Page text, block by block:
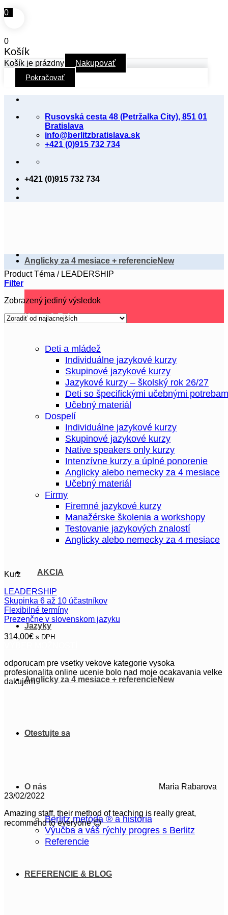
0
0
Košík
Košík je prázdny
Nakupovať
Pokračovať
Skip
content
Rusovská cesta 48 (Petržalka City), 851 01
Bratislava
info@berlitzbratislava.sk
+421 (0)915 732 734
+421 (0)915 732 734
Kurzy & Eshop
Deti a mládež
Individuálne jazykové kurzy
Skupinové jazykové kurzy
Jazykové kurzy – školský rok 26/27
Deti so špecifickými učebnými
Učebný materiál
Dospelí
Individuálne jazykové kurzy
Skupinové jazykové kurzy
Native speakers only kurzy
Intenzívne kurzy a úplné ponorenie
Anglicky alebo nemecky za 4 mesiace
Učebný materiál
Firmy
Firemné jazykové kurzy
Manažérske školenia a workshopy
Testovanie jazykových znalostí
Anglicky alebo nemecky za 4 mesiace
AKCIA
Jazyky
Anglicky za 4 mesiace + referencie
Otestujte sa
O nás
Berlitz metóda ® a história
Výučba a váš rýchly progres s Berlitz
Referencie
REFERENCIE & BLOG
Anglicky za 4 mesiace + referencie
Product Téma /LEADERSHIP
Filter
Zobrazený jediný výsledok
Kurz
LEADERSHIP
Skupinka 6 až 10 účastníkov
Flexibilné termíny
Prezenčne v slovenskom jazyku
314,00€ s DPH
produkt
má
viacero
vybrať
odporucam pre vsetky vekove kategorie vysoka
profesionalita online ucenie bolo nad moje ocakavania velke
dakujem
Maria Rabarova
23/02/2022
Amazing staff, their method of teaching is really great,
recommend to everyone 😊